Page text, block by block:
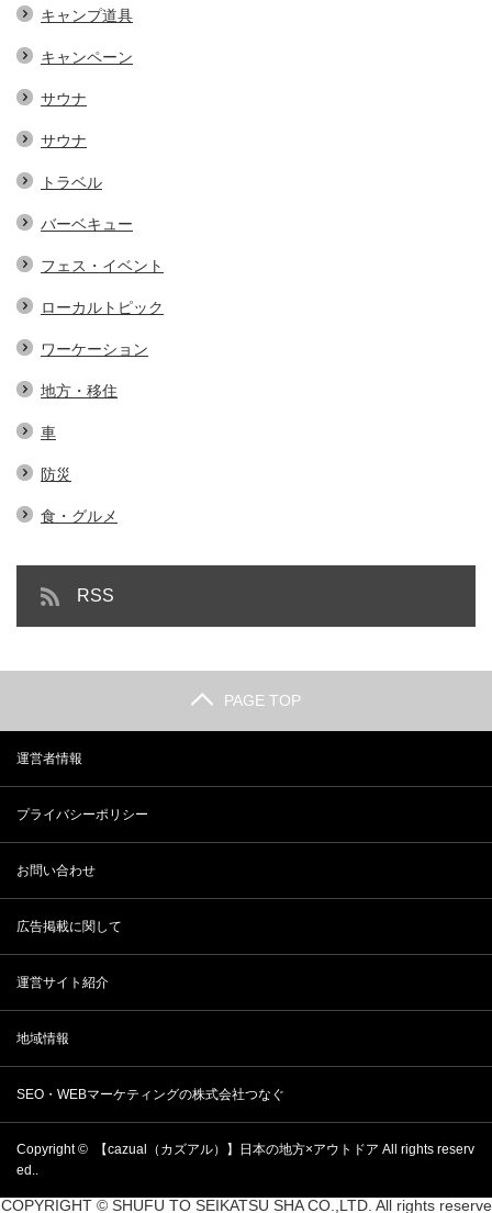
キャンプ道具
キャンペーン
サウナ
サウナ
トラベル
バーベキュー
フェス・イベント
ローカルトピック
ワーケーション
地方・移住
車
防災
食・グルメ
RSS
PAGE TOP
運営者情報
プライバシーポリシー
お問い合わせ
広告掲載に関して
運営サイト紹介
地域情報
SEO・WEBマーケティングの株式会社つなぐ
Copyright © 【cazual（カズアル）】日本の地方×アウトドア All rights reserv
ed..
COPYRIGHT © SHUFU TO SEIKATSU SHA CO.,LTD. All rights reserve